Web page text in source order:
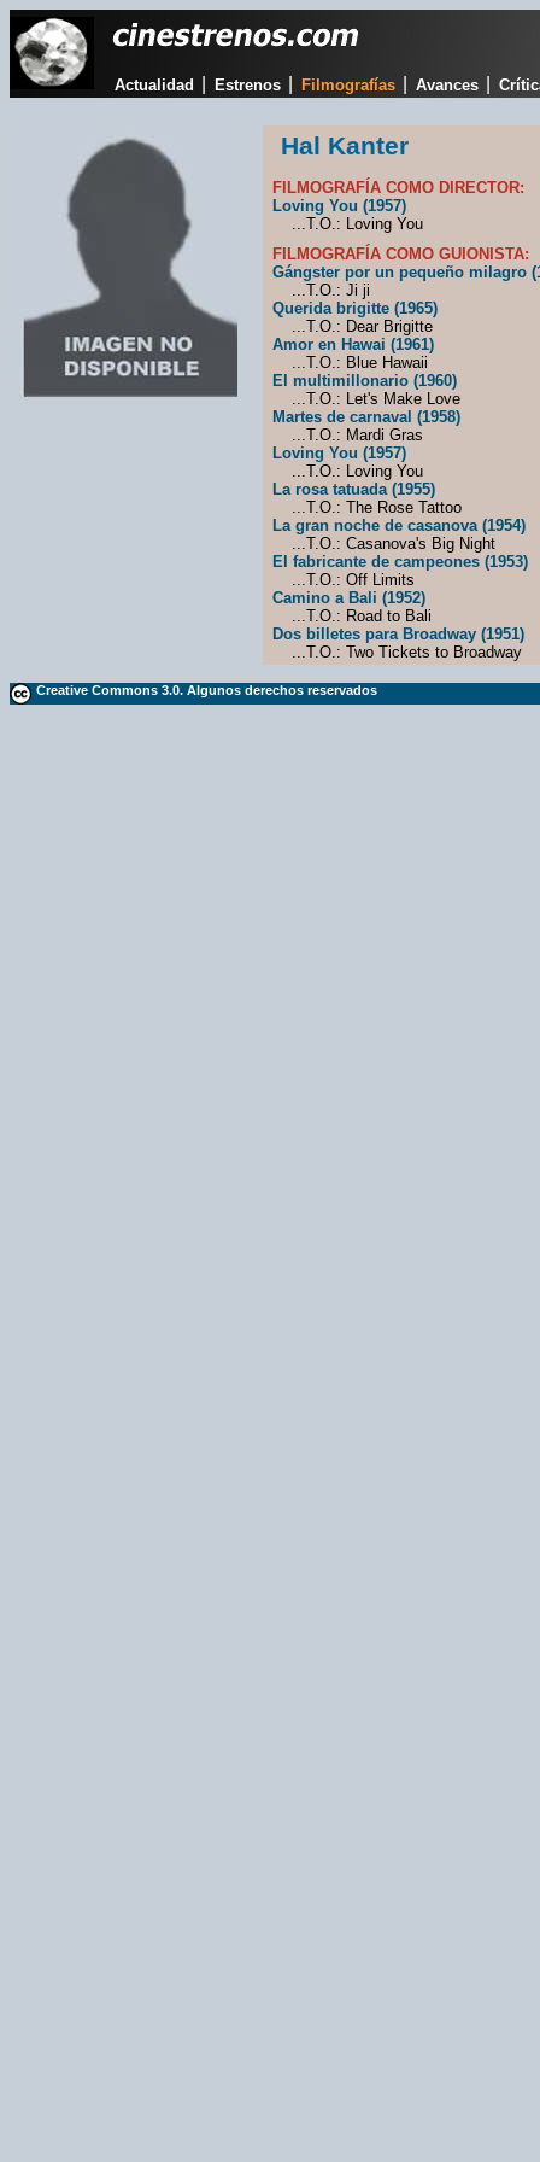
Actualidad Estrenos Filmografías Avances
Hal Kanter
FILMOGRAFÍA COMO DIRECTOR:
Loving You (1957)
...T.O.: Loving You
FILMOGRAFÍA COMO GUIONISTA:
Gángster por un pequeño milagro
...T.O.: Ji ji
Querida brigitte (1965)
...T.O.: Dear Brigitte
Amor en Hawai (1961)
...T.O.: Blue Hawaii
El multimillonario (1960)
...T.O.: Let's Make Love
Martes de carnaval (1958)
...T.O.: Mardi Gras
Loving You (1957)
...T.O.: Loving You
La rosa tatuada (1955)
...T.O.: The Rose Tattoo
La gran noche de casanova (1954)
...T.O.: Casanova's Big Night
El fabricante de campeones (1953)
...T.O.: Off Limits
Camino a Bali (1952)
...T.O.: Road to Bali
Dos billetes para Broadway (1951)
...T.O.: Two Tickets to Broadway
Creative Commons 3.0. Algunos derechos reservados